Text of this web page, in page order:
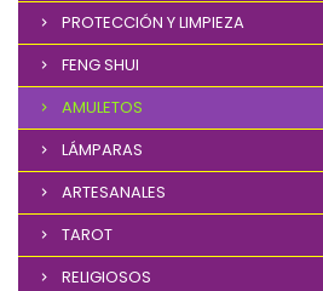
PROTECCIÓN Y LIMPIEZA
FENG SHUI
AMULETOS
LÁMPARAS
ARTESANALES
TAROT
RELIGIOSOS